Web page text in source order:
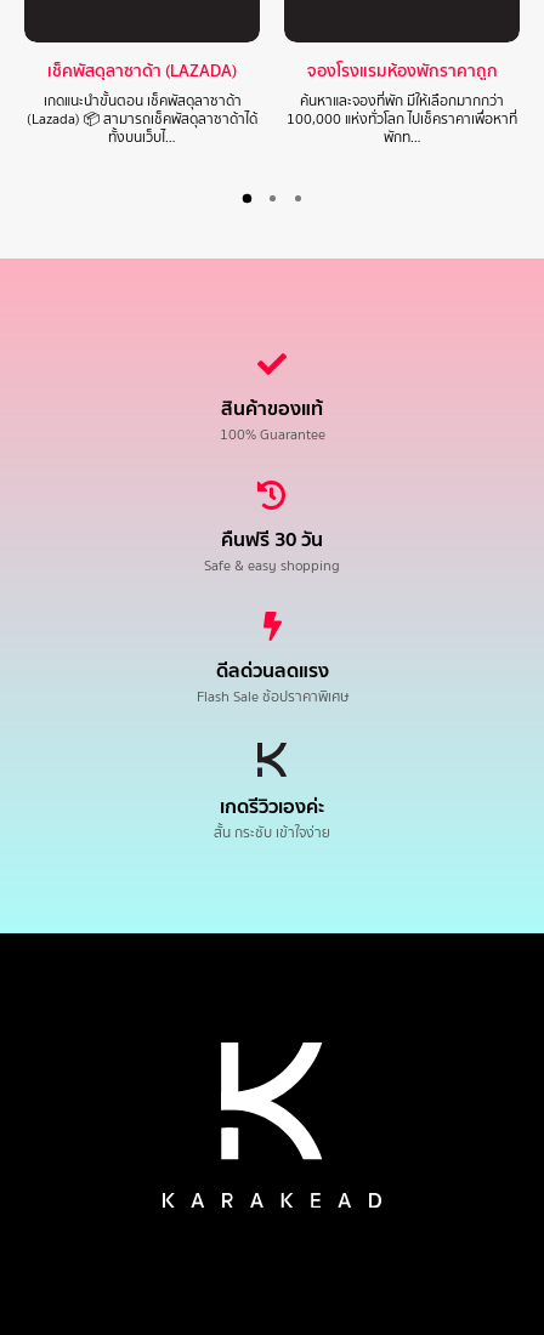
เช็คพัสดุลาซาด้า (LAZADA)
เกดแนะนำขั้นตอน เช็คพัสดุลาซาด้า
(Lazada) 📦 สามารถเช็คพัสดุลาซาด้าได้
ทั้งบนเว็บไ…
จองโรงแรมห้องพักราคาถูก
ค้นหาและจองที่พัก มีให้เลือกมากกว่า
100,000 แห่งทั่วโลก ไปเช็คราคาเพื่อหาที่
พักท…
สินค้าของแท้
100% Guarantee
คืนฟรี 30 วัน
Safe & easy shopping
ดีลด่วนลดแรง
Flash Sale ช้อปราคาพิเศษ
เกดรีวิวเองค่ะ
สั้น กระชับ เข้าใจง่าย